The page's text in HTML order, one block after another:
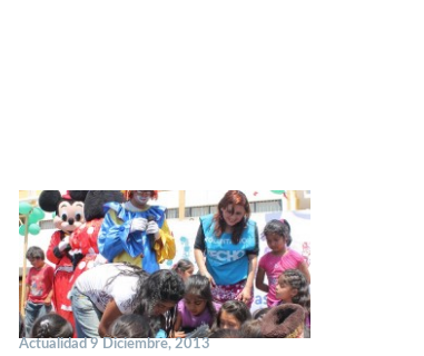
Actualidad 9 Diciembre, 2013